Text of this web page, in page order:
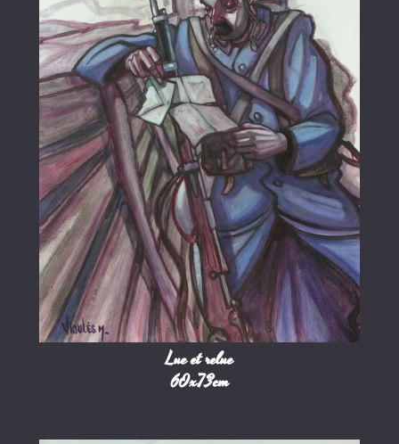
Lue et relue
60x73cm